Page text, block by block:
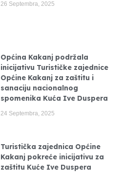
26 Septembra, 2025
Općina Kakanj podržala
inicijativu Turističke zajednice
Općine Kakanj za zaštitu i
sanaciju nacionalnog
spomenika Kuća Ive Duspera
24 Septembra, 2025
Turistička zajednica Općine
Kakanj pokreće inicijativu za
zaštitu Kuće Ive Duspera